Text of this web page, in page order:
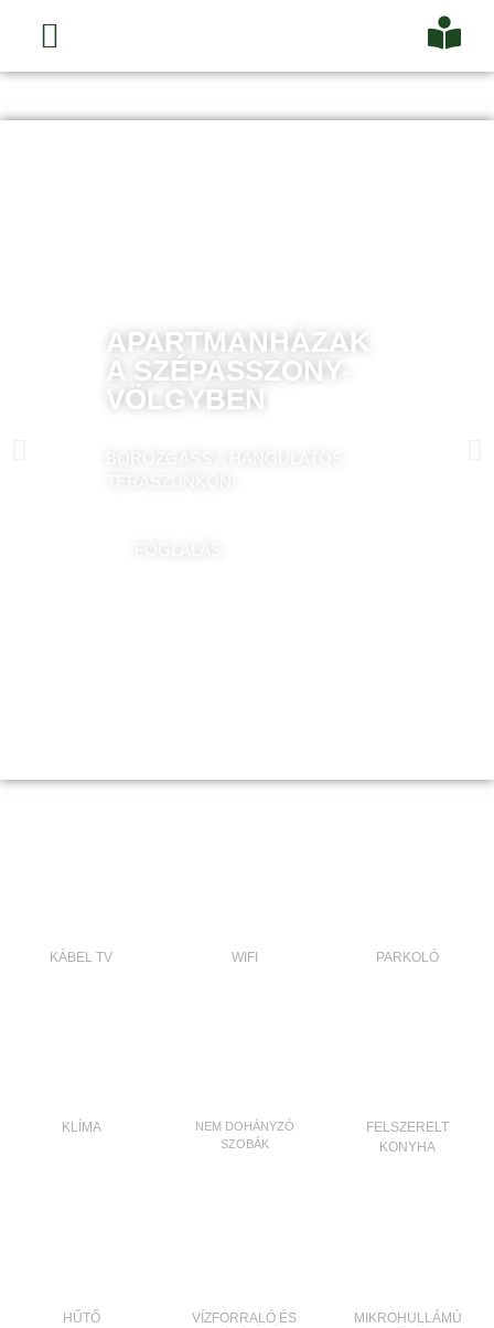
APARTMANHÁZAK
A SZÉPASSZONY-
VÖLGYBEN
KÁBEL TV WIFI PARKOLÓ
KLÍMA
NEM DOHÁNYZÓ
SZOBÁK
FELSZERELT
KONYHA
HŰTŐ
VÍZFORRALÓ ÉS
MIKROHULLÁMÚ